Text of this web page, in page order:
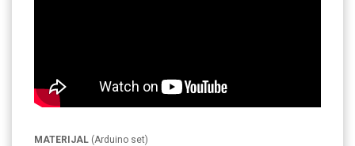
MATERIJAL (Arduino set)